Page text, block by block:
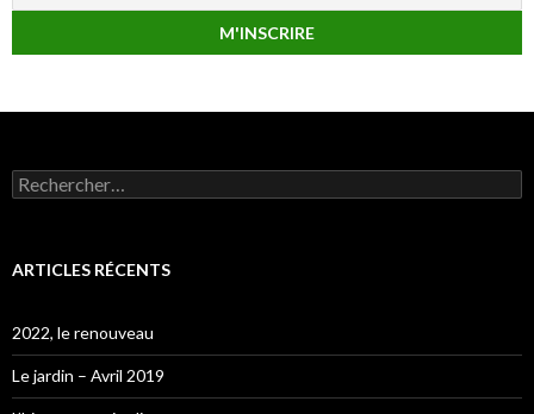
Rechercher :
ARTICLES RÉCENTS
2022, le renouveau
Le jardin – Avril 2019